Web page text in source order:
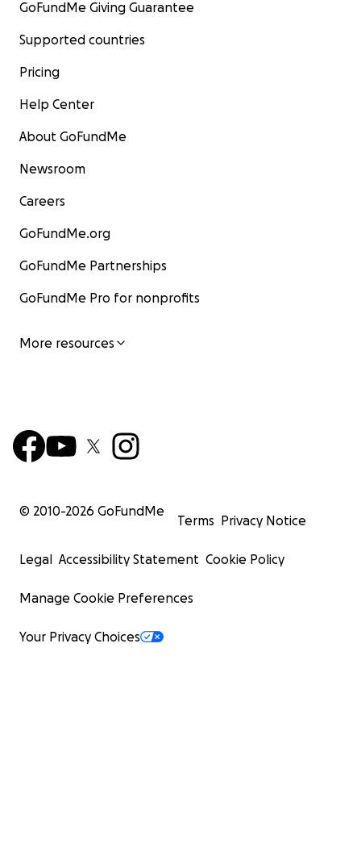
GoFundMe Giving Guarantee
Supported countries
Pricing
Help Center
About GoFundMe
Newsroom
Careers
GoFundMe.org
GoFundMe Partnerships
GoFundMe Pro for nonprofits
More resources
© 2010-2026 GoFundMe
Terms Privacy Notice
Legal Accessibility Statement Cookie Policy
Manage Cookie Preferences
Your Privacy Choices